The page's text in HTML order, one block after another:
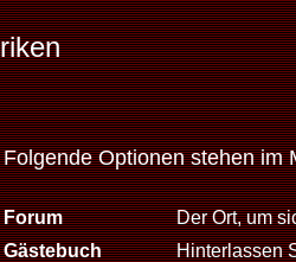
Folgende Optionen stehen im
Forum
Der Ort, um
Gästebuch
Hinterlassen